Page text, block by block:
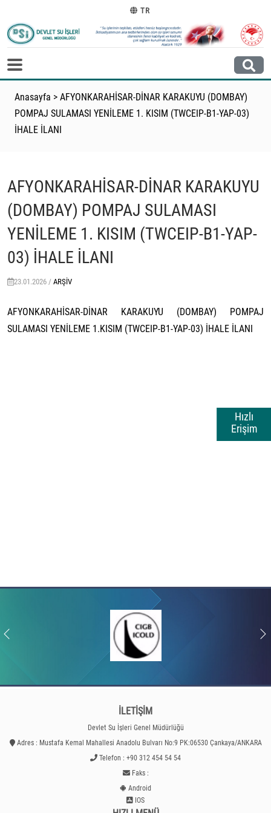
Hızlı
Erişim
TR
Anasayfa > AFYONKARAHİSAR-DİNAR KARAKUYU (DOMBAY)
POMPAJ SULAMASI YENİLEME 1. KISIM (TWCEIP-B1-YAP-03)
İHALE İLANI
AFYONKARAHİSAR-DİNAR KARAKUYU
(DOMBAY) POMPAJ SULAMASI
YENİLEME 1. KISIM (TWCEIP-B1-YAP-
03) İHALE İLANI
23.01.2026 / ARŞIV
AFYONKARAHİSAR-DİNAR KARAKUYU (DOMBAY) POMPAJ
SULAMASI YENİLEME 1.KISIM (TWCEIP-B1-YAP-03) İHALE İLANI
İLETİŞİM
Devlet Su İşleri Genel Müdürlüğü
Adres : Mustafa Kemal Mahallesi Anadolu Bulvarı No:9 PK:06530 Çankaya/ANKARA
Telefon : +90 312 454 54 54
Faks :
Android
IOS